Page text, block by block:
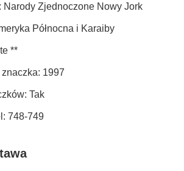
Narody Zjednoczone Nowy Jork
Północna i Karaiby
**
1997
Tak
748-749